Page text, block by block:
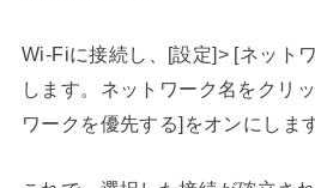
Wi-Fiに接続し、[設定]> [ネット
します。ネットワーク名をクリ
ワークを優先する]をオンにしま